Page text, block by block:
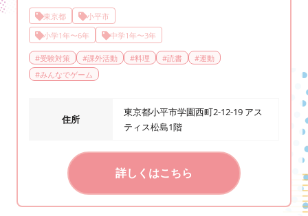
東京都
小平市
小学1年〜6年
中学1年〜3年
#受験対策 #課外活動 #料理 #読書 #運動
#みんなでゲーム
住所
東京都小平市学園西町2-12-19 アス
ティス松島1階
詳しくはこちら